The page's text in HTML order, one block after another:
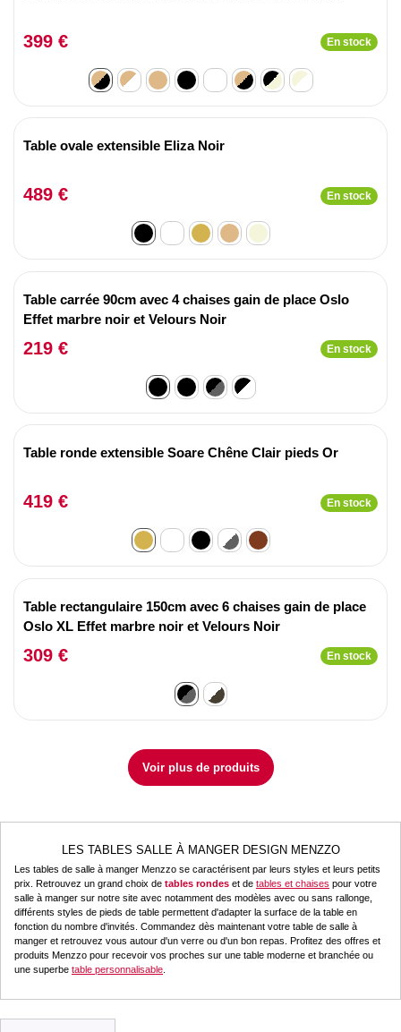
399 € En stock
Table ovale extensible Eliza Noir
489 € En stock
Table carrée 90cm avec 4 chaises gain de place Oslo
Effet marbre noir et Velours Noir
219 € En stock
Table ronde extensible Soare Chêne Clair pieds Or
419 € En stock
Table rectangulaire 150cm avec 6 chaises gain de place
Oslo XL Effet marbre noir et Velours Noir
309 € En stock
Voir plus de produits
LES TABLES SALLE À MANGER DESIGN MENZZO
Les tables de salle à manger Menzzo se caractérisent par leurs styles et leurs petits
prix. Retrouvez un grand choix de tables rondes et de tables et chaises pour votre
salle à manger sur notre site avec notamment des modèles avec ou sans rallonge,
différents styles de pieds de table permettent d'adapter la surface de la table en
fonction du nombre d'invités. Commandez dès maintenant votre table de salle à
manger et retrouvez vous autour d'un verre ou d'un bon repas. Profitez des offres et
produits Menzzo pour recevoir vos proches sur une table moderne et branchée ou
une superbe table personnalisable